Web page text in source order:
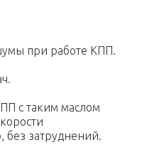
при работе КПП.
с таким маслом
без затруднений.